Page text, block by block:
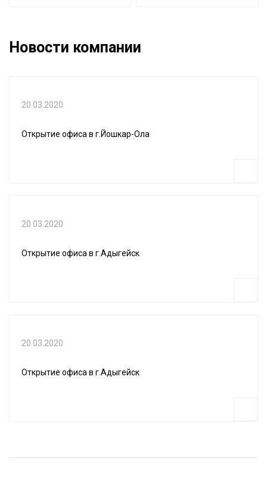
Новости компании
20.03.2020
Открытие офиса в г.Йошкар-Ола
20.03.2020
Открытие офиса в г.Адыгейск
20.03.2020
Открытие офиса в г.Адыгейск